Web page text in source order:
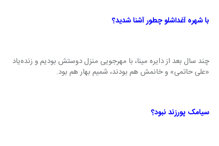
با شهره آغداشلو چطور آشنا شدید؟
چند سال بعد از دایره مینا، با مهرجویی منزل دوستش بودیم و زنده‌یاد
«علی حاتمی» و خانمش هم بودند، شمیم بهار هم بود.
سیامک پورزند نبود؟